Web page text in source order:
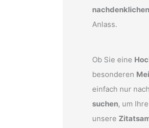
Anlass.
Ob Sie eine
besonderen
einfach nur
suchen, um
unsere